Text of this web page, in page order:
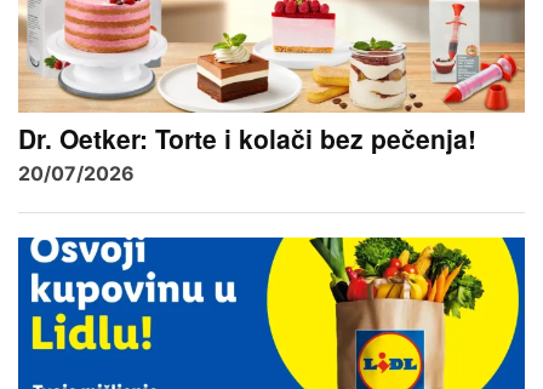
Dr. Oetker: Torte i kolači bez pečenja!
20/07/2026